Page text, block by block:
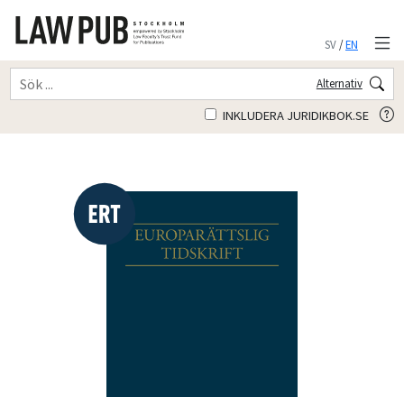
SV/EN
Alternativ
INKLUDERA JURIDIKBOK.SE